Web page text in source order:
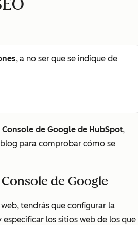
, a no ser que se indique de
de Google de HubSpot,
para comprobar cómo se
de Google
tendrás que configurar la
los sitios web de los que